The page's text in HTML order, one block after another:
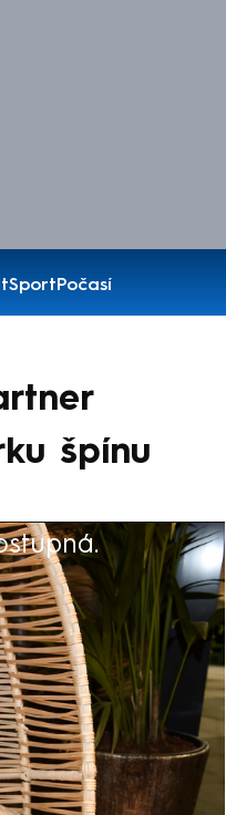
SportPočasí
špínu